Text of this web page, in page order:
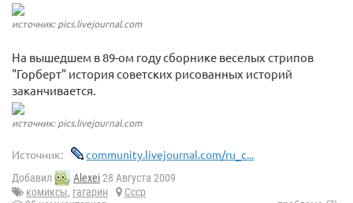
источник: pics.livejournal.com
На вышедшем в 89-ом году сборнике веселых стрипов
"Горберт" история советских рисованных историй
заканчивается.
источник: pics.livejournal.com
Источник: community.livejournal.com/ru_c...
Добавил Alexei28 Августа 2009
комиксы, гагарин
Ссср